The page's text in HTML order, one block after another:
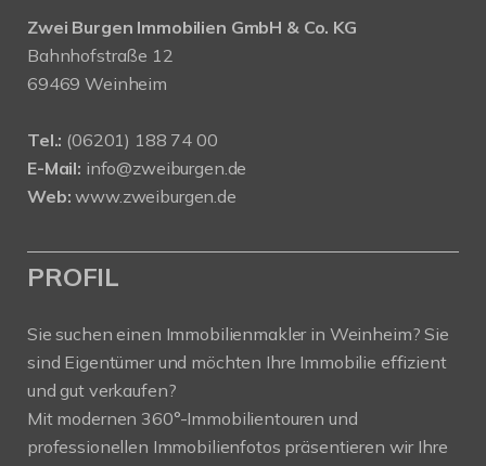
Zwei Burgen Immobilien GmbH & Co. KG
Bahnhofstraße 12
69469 Weinheim
Tel.: (06201) 188 74 00
E-Mail: info@zweiburgen.de
Web: www.zweiburgen.de
PROFIL
Sie suchen einen Immobilienmakler in Weinheim? Sie
sind Eigentümer und möchten Ihre Immobilie effizient
und gut verkaufen?
Mit modernen 360°-Immobilientouren und
professionellen Immobilienfotos präsentieren wir Ihre